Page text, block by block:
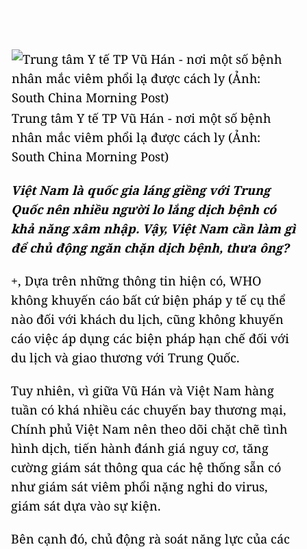
Trung tâm Y tế TP Vũ Hán - nơi một số bệnh
nhân mắc viêm phổi lạ được cách ly (Ảnh:
South China Morning Post)
Việt Nam là quốc gia láng giềng với Trung
Quốc nên nhiều người lo lắng dịch bệnh có
khả năng xâm nhập. Vậy, Việt Nam cần làm gì
để chủ động ngăn chặn dịch bệnh, thưa ông?
+, Dựa trên những thông tin hiện có, WHO
không khuyến cáo bất cứ biện pháp y tế cụ thể
nào đối với khách du lịch, cũng không khuyến
cáo việc áp dụng các biện pháp hạn chế đối với
du lịch và giao thương với Trung Quốc.
Tuy nhiên, vì giữa Vũ Hán và Việt Nam hàng
tuần có khá nhiều các chuyến bay thương mại,
Chính phủ Việt Nam nên theo dõi chặt chẽ tình
hình dịch, tiến hành đánh giá nguy cơ, tăng
cường giám sát thông qua các hệ thống sẵn có
như giám sát viêm phổi nặng nghi do virus,
giám sát dựa vào sự kiện.
Bên cạnh đó, chủ động rà soát năng lực của các